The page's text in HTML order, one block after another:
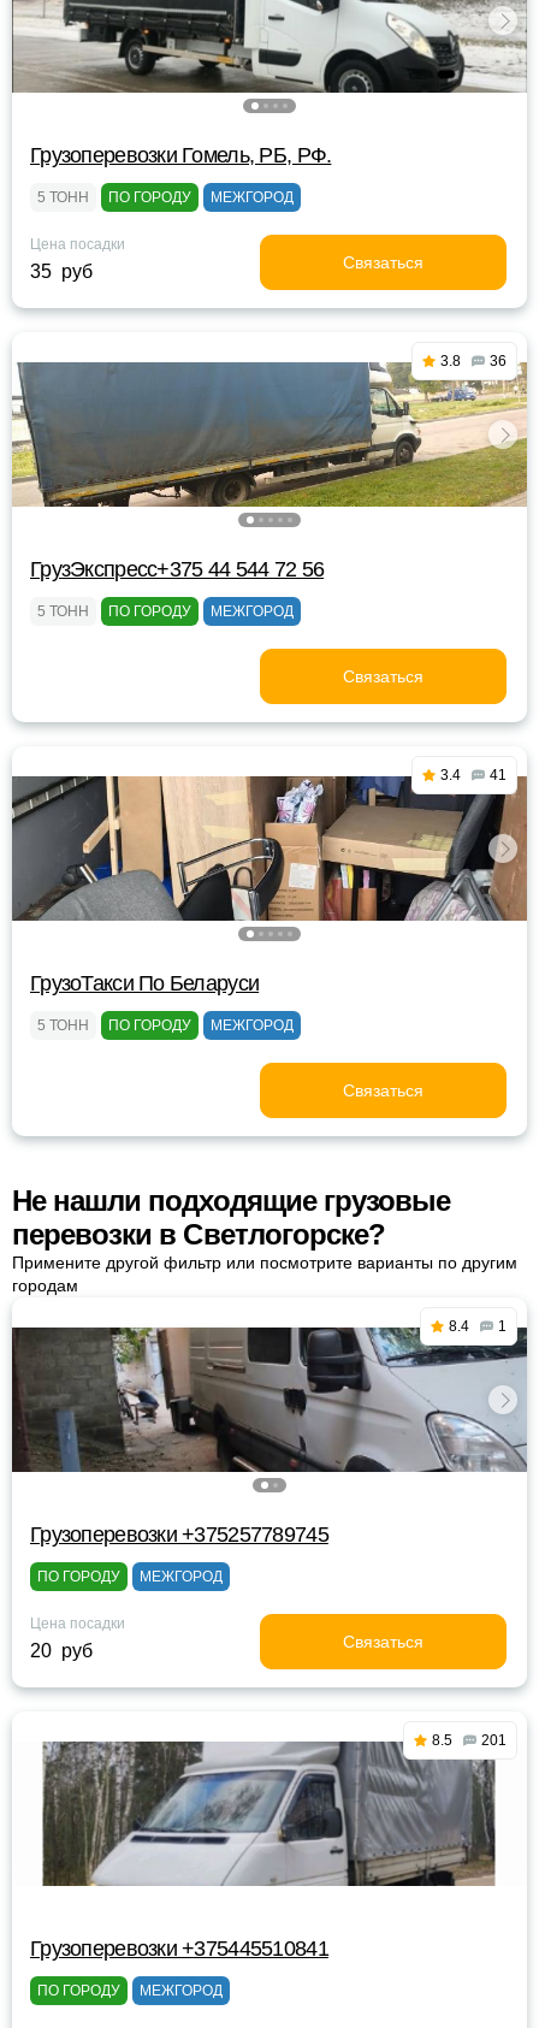
Грузоперевозки Гомель, РБ, РФ.
5 ТОНН ПО ГОРОДУ МЕЖГОРОД
Цена посадки
35 руб Связаться
3.8 36
ГрузЭкспресс+375 44 544 72 56
5 ТОНН ПО ГОРОДУ МЕЖГОРОД
Связаться
3.4 41
ГрузоТакси По Беларуси
5 ТОНН ПО ГОРОДУ МЕЖГОРОД
Связаться
Не нашли подходящие грузовые
перевозки в Светлогорске?
Примените другой фильтр или посмотрите варианты по другим
городам
8.4 1
Грузоперевозки +375257789745
ПО ГОРОДУ МЕЖГОРОД
Цена посадки
20 руб Связаться
8.5 201
Грузоперевозки +375445510841
ПО ГОРОДУ МЕЖГОРОД